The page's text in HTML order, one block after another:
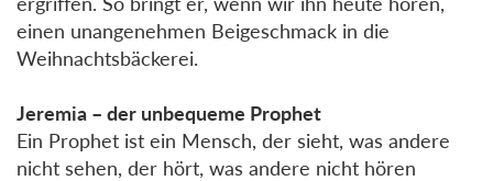
einen unangenehmen Beigeschmack in die
Weihnachtsbäckerei.
Jeremia – der unbequeme Prophet
Ein Prophet ist ein Mensch, der sieht, was andere
nicht sehen, der hört, was andere nicht hören